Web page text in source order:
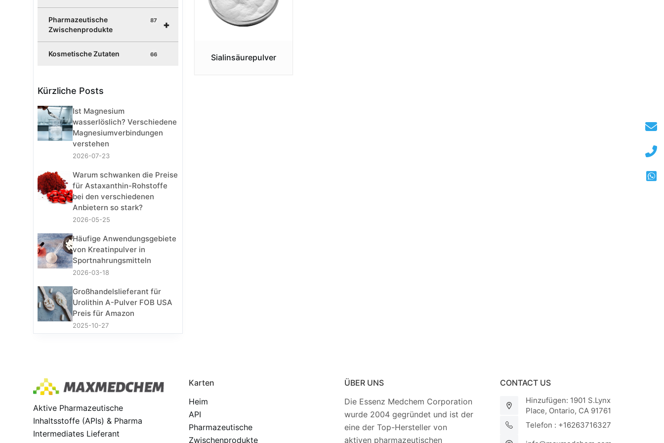
Sialinsäurepulver
+
Pharmazeutische
Zwischenprodukte
87
Kosmetische Zutaten 66
Kürzliche Posts
Ist Magnesium
wasserlöslich? Verschiedene
Magnesiumverbindungen
verstehen
2026-07-23
Warum schwanken die Preise
für Astaxanthin-Rohstoffe
bei den verschiedenen
Anbietern so stark?
2026-05-25
Häufige Anwendungsgebiete
von Kreatinpulver in
Sportnahrungsmitteln
2026-03-18
Großhandelslieferant für
Urolithin A-Pulver FOB USA
Preis für Amazon
2025-10-27
Aktive Pharmazeutische
Inhaltsstoffe (APIs) & Pharma
Intermediates Lieferant
Karten
Heim
API
Pharmazeutische
Zwischenprodukte
ÜBER UNS
Die Essenz Medchem Corporation
wurde 2004 gegründet und ist der
eine der Top-Hersteller von
aktiven pharmazeutischen
CONTACT US
Hinzufügen: 1901 S.Lynx
Place, Ontario, CA 91761
Telefon : +16263716327